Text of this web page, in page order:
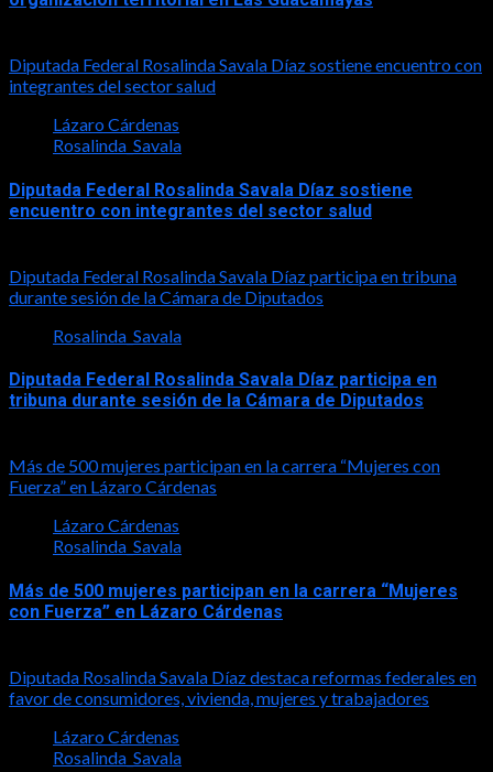
Diputada Federal Rosalinda Savala Díaz sostiene encuentro con
integrantes del sector salud
Lázaro Cárdenas
Rosalinda_Savala
Diputada Federal Rosalinda Savala Díaz sostiene
encuentro con integrantes del sector salud
Diputada Federal Rosalinda Savala Díaz participa en tribuna
durante sesión de la Cámara de Diputados
Rosalinda_Savala
Diputada Federal Rosalinda Savala Díaz participa en
tribuna durante sesión de la Cámara de Diputados
Más de 500 mujeres participan en la carrera “Mujeres con
Fuerza” en Lázaro Cárdenas
Lázaro Cárdenas
Rosalinda_Savala
Más de 500 mujeres participan en la carrera “Mujeres
con Fuerza” en Lázaro Cárdenas
Diputada Rosalinda Savala Díaz destaca reformas federales en
favor de consumidores, vivienda, mujeres y trabajadores
Lázaro Cárdenas
Rosalinda_Savala